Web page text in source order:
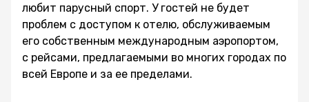
любит парусный спорт. У гостей не будет
проблем с доступом к отелю, обслуживаемым
его собственным международным аэропортом,
с рейсами, предлагаемыми во многих городах по
всей Европе и за ее пределами.